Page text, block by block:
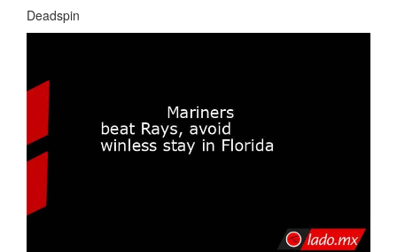
Deadspin